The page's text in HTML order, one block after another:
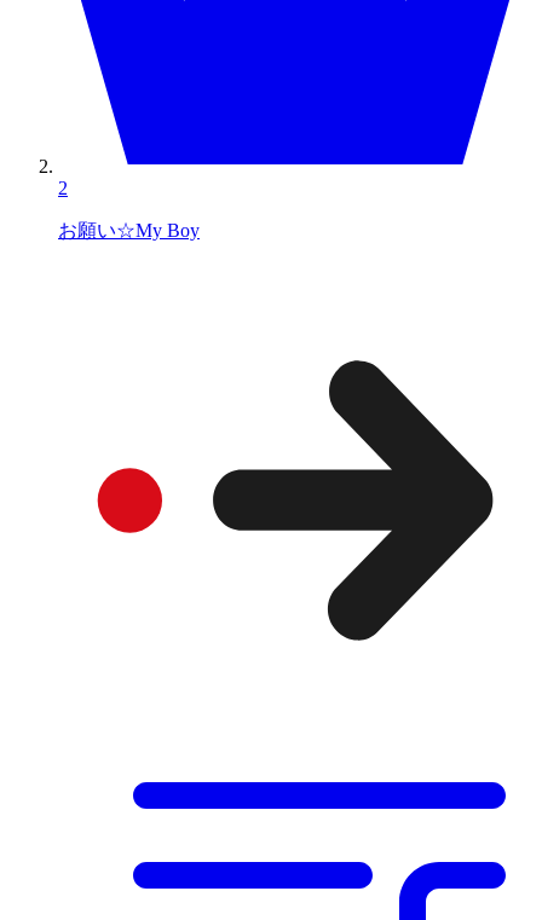
2
お願い☆My Boy